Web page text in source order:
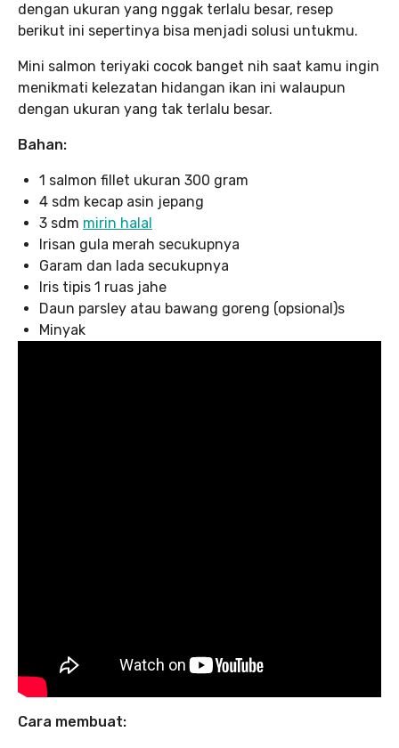
dengan ukuran yang nggak terlalu besar, resep
berikut ini sepertinya bisa menjadi solusi untukmu.
Mini salmon teriyaki cocok banget nih saat kamu ingin
menikmati kelezatan hidangan ikan ini walaupun
dengan ukuran yang tak terlalu besar.
Bahan:
1 salmon fillet ukuran 300 gram
4 sdm kecap asin jepang
3 sdm mirin halal
Irisan gula merah secukupnya
Garam dan lada secukupnya
Iris tipis 1 ruas jahe
Daun parsley atau bawang goreng (opsional)s
Minyak
Cara membuat: